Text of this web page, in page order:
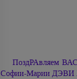
ПоздРАвляем
Софии-Марии